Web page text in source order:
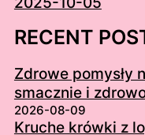
RECENT
Zdrowe pomysły
smacznie i
2026-08-09
Kruche krówki z